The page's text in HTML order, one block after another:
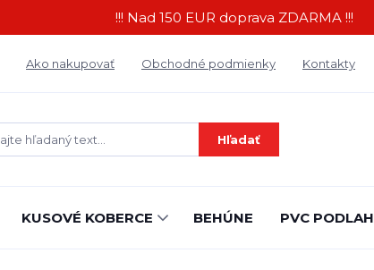
!!! Nad 150 EUR doprava ZDARMA !!!
Ako nakupovať Obchodné podmienky Kontakty
Hľadať
KUSOVÉ KOBERCE BEHÚNE PVC